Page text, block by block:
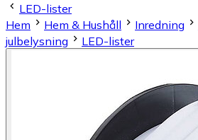
LED-lister
Hem
Hem & Hushåll Inredning
julbelysning
LED-lister